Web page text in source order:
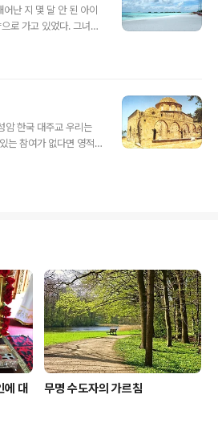
난 지 몇 달 안 된 아이
로 가고 있었다. 그녀는
돌 때 갑자기 오른쪽 문
각에 두려움을 느끼며
마치 아무 일도 없었다
. 아이 엄마는 아이를 들
을 쓸어내리며 택시 안
암 한국 대주교 우리는
는 참여가 없다면 영적
? 매주 교회에 나가는
하는 여행 등 여러 가지
회의 예배에 참여함으로
다. 옛날에 한 부자가 자
사람마다 168리라를 나
자는 그 사람들을 초대하
에 대
무명 수도자의 가르침